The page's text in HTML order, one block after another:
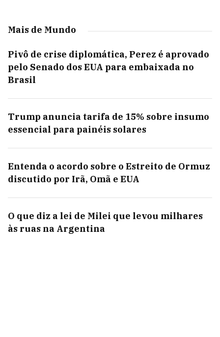
Mais de Mundo
Pivô de crise diplomática, Perez é aprovado
pelo Senado dos EUA para embaixada no
Brasil
Trump anuncia tarifa de 15% sobre insumo
essencial para painéis solares
Entenda o acordo sobre o Estreito de Ormuz
discutido por Irã, Omã e EUA
O que diz a lei de Milei que levou milhares
às ruas na Argentina